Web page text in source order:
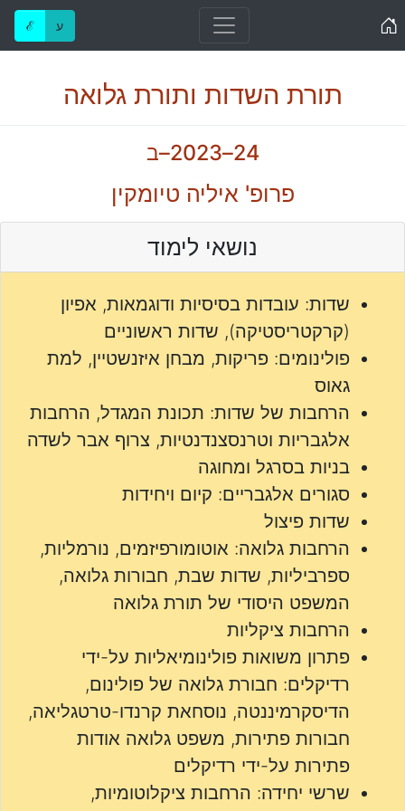
ℰ ע
תורת השדות ותורת גלואה
24–2023–ב
פרופ' איליה טיומקין
נושאי לימוד
שדות: עובדות בסיסיות ודוגמאות, אפיון
(קרקטריסטיקה), שדות ראשוניים
פולינומים: פריקות, מבחן איזנשטיין, למת
גאוס
הרחבות של שדות: תכונת המגדל, הרחבות
אלגבריות וטרנסצנדנטיות, צרוף אבר לשדה
בניות בסרגל ומחוגה
סגורים אלגבריים: קיום ויחידות
שדות פיצול
הרחבות גלואה: אוטומורפיזמים, נורמליות,
ספרביליות, שדות שבת, חבורות גלואה,
המשפט היסודי של תורת גלואה
הרחבות ציקליות
פתרון משואות פולינומיאליות על-ידי
רדיקלים: חבורת גלואה של פולינום,
הדיסקרמיננטה, נוסחאת קרנדו-טרטגליאה,
חבורות פתירות, משפט גלואה אודות
פתירות על-ידי רדיקלים
שרשי יחידה: הרחבות ציקלוטומיות,